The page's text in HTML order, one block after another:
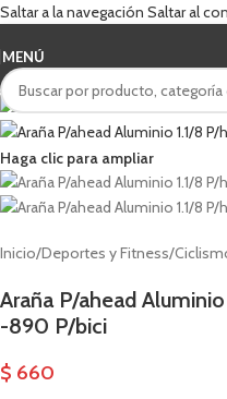
Saltar a la navegación Saltar al
MENÚ
Haga clic para ampliar
Inicio/Deportes y Fitness/
Araña P/ahead
-890 P/bici
$ 660